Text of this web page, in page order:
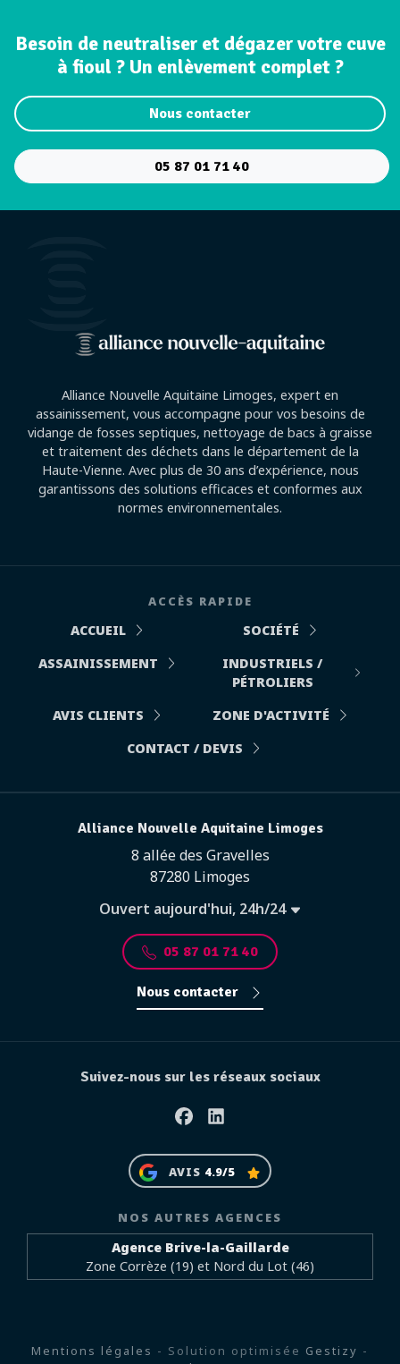
Besoin de neutraliser et dégazer votre cuve
à fioul ? Un enlèvement complet ?
Nous contacter
05 87 01 71 40
Alliance Nouvelle Aquitaine Limoges, expert en
assainissement, vous accompagne pour vos besoins de
vidange de fosses septiques, nettoyage de bacs à graisse
et traitement des déchets dans le département de la
Haute-Vienne. Avec plus de 30 ans d’expérience, nous
garantissons des solutions efficaces et conformes aux
normes environnementales.
ACCÈS RAPIDE
ACCUEIL
SOCIÉTÉ
ASSAINISSEMENT
INDUSTRIELS /
PÉTROLIERS
AVIS CLIENTS
ZONE D'ACTIVITÉ
CONTACT / DEVIS
Alliance Nouvelle Aquitaine Limoges
8 allée des Gravelles
87280 Limoges
Ouvert aujourd'hui, 24h/24
05 87 01 71 40
Nous contacter
Suivez-nous sur les réseaux sociaux
FacebookLinkedin
AVIS 4.9/5
NOS AUTRES AGENCES
Agence Brive-la-Gaillarde
Zone Corrèze (19) et Nord du Lot (46)
Mentions légales - Solution optimisée Gestizy -